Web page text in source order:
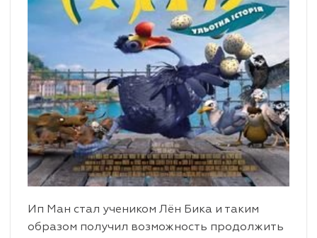
Ип Ман стал учеником Лён Бика и таким
образом получил возможность продолжить